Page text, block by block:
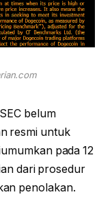
belum
resmi untuk
pada 12
dari prosedur
penolakan.